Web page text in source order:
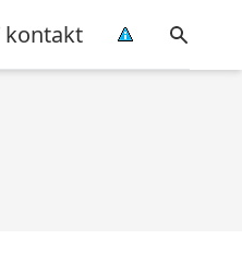
kontakt